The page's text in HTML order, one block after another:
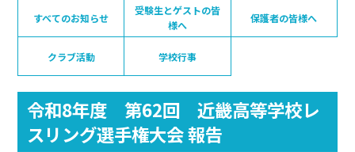
すべてのお知らせ
受験生とゲストの皆
様へ
保護者の皆様へ
クラブ活動 学校行事
令和8年度 第62回 近畿高等学校レ
スリング選手権大会 報告